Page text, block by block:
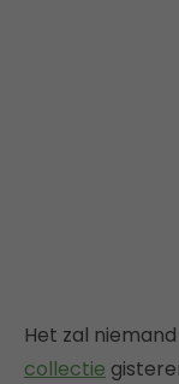
Het zal
collectie